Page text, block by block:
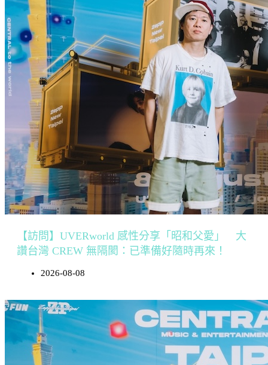
【訪問】UVERworld 感性分享「昭和父愛」 大
讚台灣 CREW 無隔閡：已準備好隨時再來！
2026-08-08